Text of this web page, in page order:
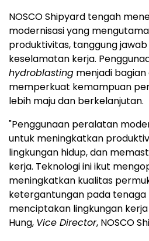
lebih maju dan berkelanjutan.
"Penggunaan peralatan
untuk meningkatkan
lingkungan hidup, dan
kerja. Teknologi ini ikut
meningkatkan kualitas
menciptakan lingkungan kerja
Hung, Vice Director, NOSCO
Robothydroblastingdari
meningkatkan efisiensi dan
surface preparationdi kapal.
limbah RobotPlusPlus juga
dari 99% air limbah dan